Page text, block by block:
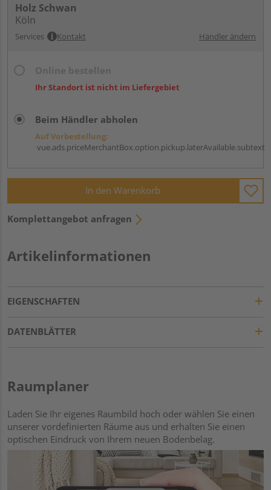
Holz Schwan
Köln
Services Kontakt Händler ändern
Ihr Standort ist nicht im Liefergebiet
Beim Händler abholen
Auf Vorbestellung:
vue.ads.priceMerchantBox.option.pickup.laterAvailable.subtext
In den Warenkorb
Komplettangebot anfragen
Artikelinformationen
EIGENSCHAFTEN
DATENBLÄTTER
Raumplaner
Laden Sie Ihr eigenes Raumbild hoch oder wählen Sie einen
unserer vordefinierten Räume aus und erhalten Sie einen
optischen Eindruck von Ihrem neuen Bodenbelag.